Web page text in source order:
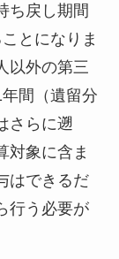
ち戻し期間
とになりま
以外の第三
間（遺留分
さらに遡
対象に含ま
はできるだ
行う必要が